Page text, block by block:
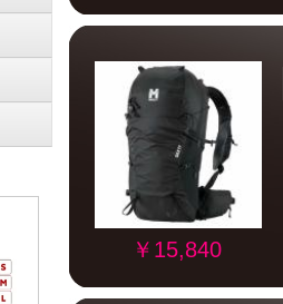
￥15,840